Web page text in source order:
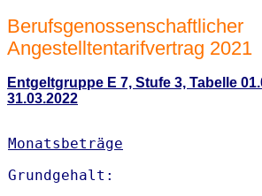
Berufsgenossenschaftlicher
Angestelltentarifvertrag 2021
Entgeltgruppe E 7, Stufe 3, Tabelle
31.03.2022
Monatsbeträge